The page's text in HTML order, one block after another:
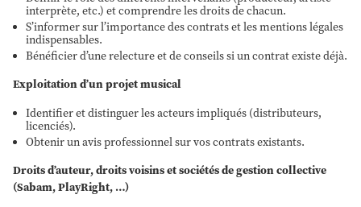
interprète, etc.) et comprendre les droits de chacun.
S’informer sur l’importance des contrats et les mentions légales
indispensables.
Bénéficier d’une relecture et de conseils si un contrat existe déjà.
Exploitation d’un projet musical
Identifier et distinguer les acteurs impliqués (distributeurs,
licenciés).
Obtenir un avis professionnel sur vos contrats existants.
Droits d’auteur, droits voisins et sociétés de gestion collective
(Sabam, PlayRight, …)